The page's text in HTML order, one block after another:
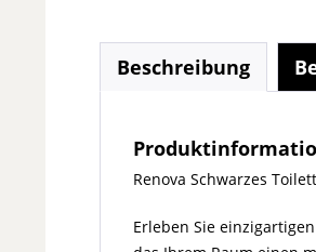
Beschreibung
Renova Schwarzes
Erleben Sie